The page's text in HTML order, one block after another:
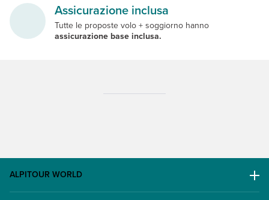
Assicurazione inclusa
Tutte le proposte volo + soggiorno hanno
assicurazione base inclusa.
ALPITOUR WORLD
AWARD